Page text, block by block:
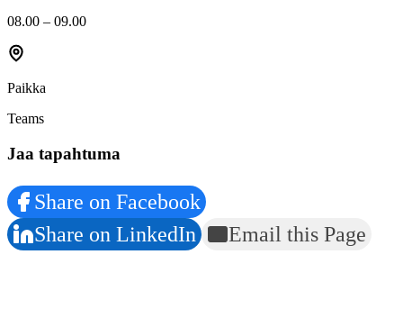
08.00 – 09.00
Paikka
Teams
Jaa tapahtuma
Share on Facebook
Share on LinkedIn
Email this Page